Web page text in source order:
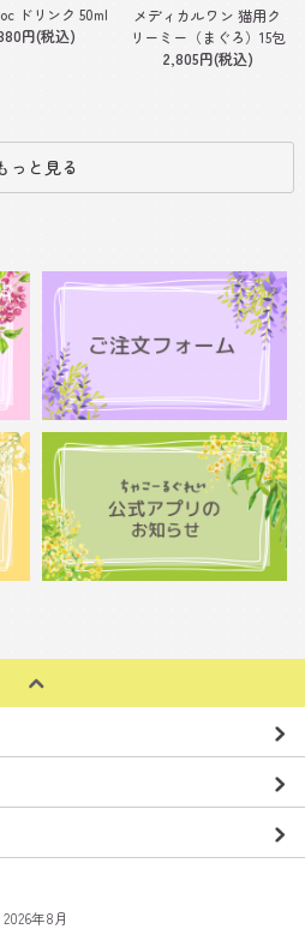
ドリンク 50ml
円(税込)
メディカルワン 猫用ク
リーミー（まぐろ）15包
2,805円(税込)
っと見る
2026年8月